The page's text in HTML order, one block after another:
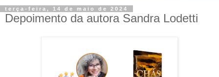
terça-feira, 14 de maio de 2024
Depoimento da autora Sandra Lodetti